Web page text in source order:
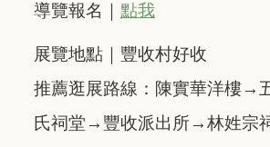
導覽報名｜ 點我
展覽地點｜豐收村好收
推薦逛展路線：陳實華洋樓→
氏祠堂→豐收派出所→林姓宗